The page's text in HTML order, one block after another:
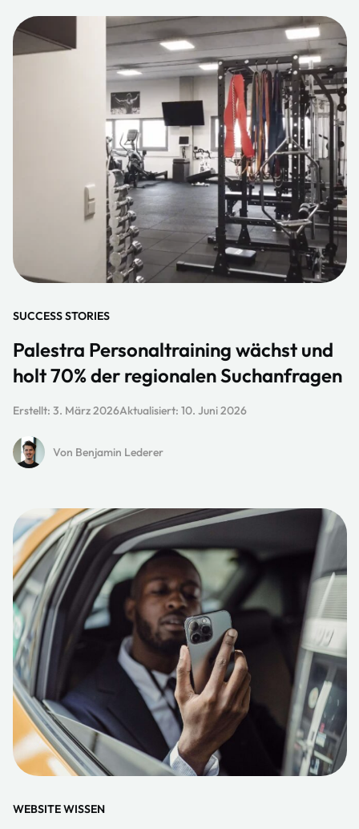
SUCCESS STORIES
Palestra Personaltraining wächst und
holt 70% der regionalen Suchanfragen
Erstellt: 3. März 2026Aktualisiert: 10. Juni 2026
Von Benjamin Lederer
WEBSITE WISSEN